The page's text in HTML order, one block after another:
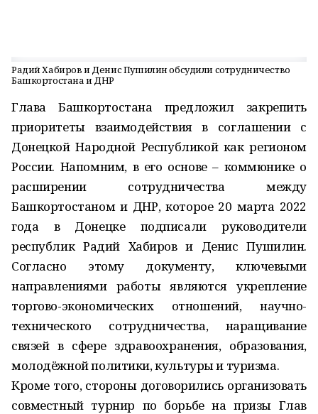
Радий Хабиров и Денис Пушилин обсудили сотрудничество
Башкортостана и ДНР
Глава Башкортостана предложил закрепить
приоритеты взаимодействия в соглашении с
Донецкой Народной Республикой как регионом
России. Напомним, в его основе – коммюнике о
расширении сотрудничества между
Башкортостаном и ДНР, которое 20 марта 2022
года в Донецке подписали руководители
республик Радий Хабиров и Денис Пушилин.
Согласно этому документу, ключевыми
направлениями работы являются укрепление
торгово-экономических отношений, научно-
технического сотрудничества, наращивание
связей в сфере здравоохранения, образования,
молодёжной политики, культуры и туризма.
Кроме того, стороны договорились организовать
совместный турнир по борьбе на призы Глав